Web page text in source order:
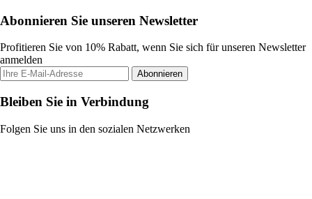
Abonnieren Sie unseren Newsletter
Profitieren Sie von 10% Rabatt, wenn Sie sich für unseren Newsletter
anmelden
Abonnieren
Bleiben Sie in Verbindung
Folgen Sie uns in den sozialen Netzwerken